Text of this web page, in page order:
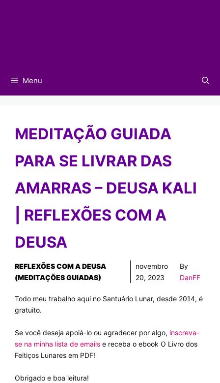
Menu
MEDITAÇÃO GUIADA
PARA SE LIVRAR DAS
AMARRAS – DEUSA KALI
| REFLEXÕES COM A
DEUSA
REFLEXÕES COM A DEUSA
(MEDITAÇÕES GUIADAS)
novembro
20, 2023
By
DanFF
Todo meu trabalho aqui no Santuário Lunar, desde 2014, é
gratuito.
Se você deseja apoiá-lo ou agradecer por algo, inscreva-
se na minha lista de emails e receba o ebook O Livro dos
Feitiços Lunares em PDF!
Obrigado e boa leitura!